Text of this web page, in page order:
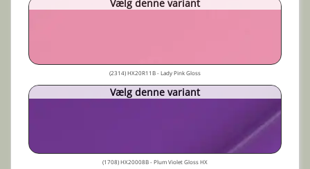
Vælg denne variant
(2314) HX20R11B - Lady Pink Gloss
Vælg denne variant
(1708) HX20008B - Plum Violet Gloss HX